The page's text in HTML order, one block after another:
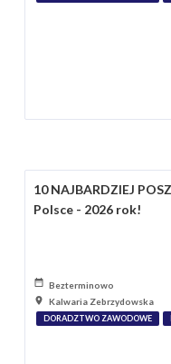
10 NAJBARDZIEJ
Polsce - 2026 rok!
Bezterminowo
Kalwaria Zebrzydowska
DORADZTWO ZAWODOWE